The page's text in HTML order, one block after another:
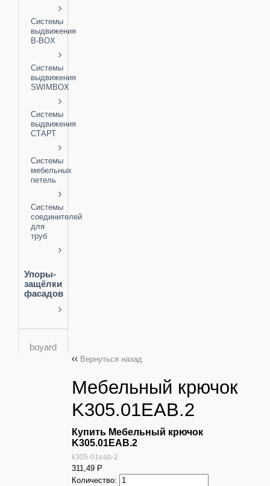
Системы
выдвижения
B-BOX
Системы
выдвижения
SWIMBOX
Системы
выдвижения
СТАРТ
Системы
мебельных
петель
Системы
соединителей
для
труб
Упоры-
защёлки
фасадов
boyard
Вернуться назад
Мебельный крючок
K305.01EAB.2
Купить Мебельный крючок
K305.01EAB.2
k305-01eab-2
311,49 Р
Количество: